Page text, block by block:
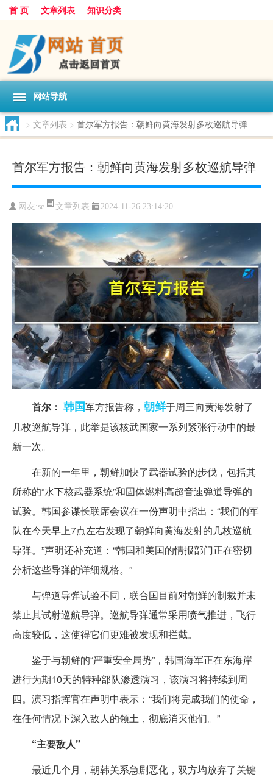
首 页 文章列表 知识分类
网站导航
> 文章列表 > 首尔军方报告：朝鲜向黄海发射多枚巡航导弹
首尔军方报告：朝鲜向黄海发射多枚巡航导弹
网友:se 文章列表 2024-11-26 23:14:20
首尔： 韩国军方报告称， 朝鲜于周三向黄海发射了
几枚巡航导弹，此举是该核武国家一系列紧张行动中的最
新一次。
在新的一年里，朝鲜加快了武器试验的步伐，包括其
所称的“水下核武器系统”和固体燃料高超音速弹道导弹的
试验。韩国参谋长联席会议在一份声明中指出：“我们的军
队在今天早上7点左右发现了朝鲜向黄海发射的几枚巡航
导弹。”声明还补充道：“韩国和美国的情报部门正在密切
分析这些导弹的详细规格。”
与弹道导弹试验不同，联合国目前对朝鲜的制裁并未
禁止其试射巡航导弹。巡航导弹通常采用喷气推进，飞行
高度较低，这使得它们更难被发现和拦截。
鉴于与朝鲜的“严重安全局势”，韩国海军正在东海岸
进行为期10天的特种部队渗透演习，该演习将持续到周
四。演习指挥官在声明中表示：“我们将完成我们的使命，
在任何情况下深入敌人的领土，彻底消灭他们。”
“主要敌人”
最近几个月，朝韩关系急剧恶化，双方均放弃了关键